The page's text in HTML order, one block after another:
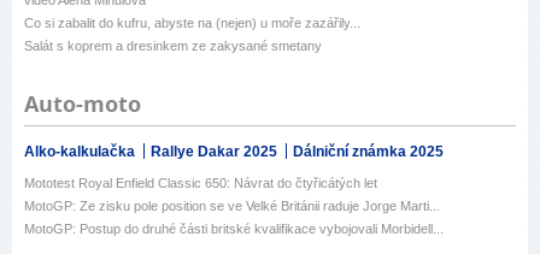
Co si zabalit do kufru, abyste na (nejen) u moře zazářily...
Salát s koprem a dresinkem ze zakysané smetany
Auto-moto
Alko-kalkulačka Rallye Dakar 2025 Dálniční známka 2025
Mototest Royal Enfield Classic 650: Návrat do čtyřicátých let
MotoGP: Ze zisku pole position se ve Velké Británii raduje Jorge Marti...
MotoGP: Postup do druhé části britské kvalifikace vybojovali Morbidell...